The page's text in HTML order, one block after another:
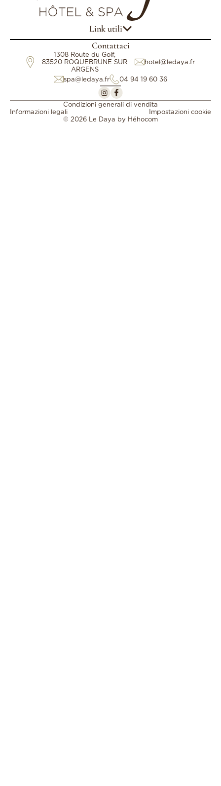
Link utili
Contattaci
1308 Route du Golf,
83520 ROQUEBRUNE SUR
ARGENS
04 94 19 60 36
hotel@ledaya.fr
spa@ledaya.fr
Informazioni legali Impostazioni cookie
Condizioni generali di vendita
© 2026 Le Daya by Héhocom